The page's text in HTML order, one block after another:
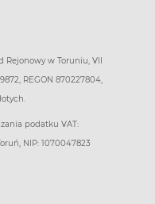
Rejonowy w Toruniu, VII
REGON 870227804,
podatku VAT:
NIP: 1070047823